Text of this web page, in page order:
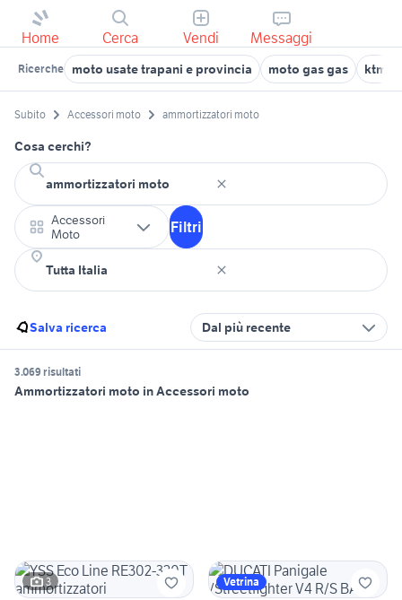
Home Cerca Vendi Messaggi
Ricerche moto usate trapani e provincia moto gas gas ktm
Subito Accessori moto ammortizzatori moto
Cosa cerchi?
Accessori
Moto
Filtri
Salva ricerca Dal più recente
3.069 risultati
Ammortizzatori moto in Accessori moto
3 Vetrina